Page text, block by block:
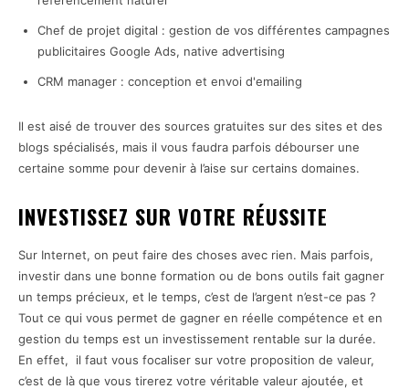
Chef de projet digital : gestion de vos différentes campagnes
publicitaires Google Ads, native advertising
CRM manager : conception et envoi d'emailing
Il est aisé de trouver des sources gratuites sur des sites et des
blogs spécialisés, mais il vous faudra parfois débourser une
certaine somme pour devenir à l’aise sur certains domaines.
INVESTISSEZ SUR VOTRE RÉUSSITE
Sur Internet, on peut faire des choses avec rien. Mais parfois,
investir dans une bonne formation ou de bons outils fait gagner
un temps précieux, et le temps, c’est de l’argent n’est-ce pas ?
Tout ce qui vous permet de gagner en réelle compétence et en
gestion du temps est un investissement rentable sur la durée.
En effet, il faut vous focaliser sur votre proposition de valeur,
c’est de là que vous tirerez votre véritable valeur ajoutée, et